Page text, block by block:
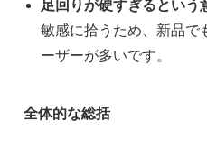
足回りが硬すぎるという
敏感に拾うため、新品で
ーザーが多いです。
全体的な総括